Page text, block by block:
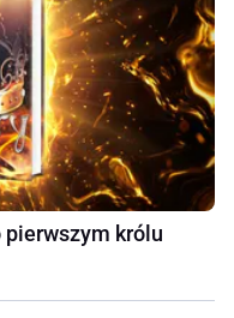
pierwszym królu